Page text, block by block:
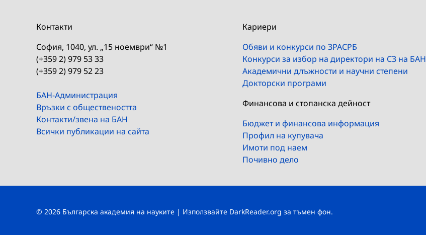
Контакти
София, 1040, ул. „15 ноември“ №1
(+359 2) 979 53 33
(+359 2) 979 52 23
БАН-Администрация
Връзки с обществеността
Контакти/звена на БАН
Всички публикации на сайта
Кариери
Обяви и конкурси по ЗРАСРБ
Конкурси за избор на директори на СЗ на БАН
Академични длъжности и научни степени
Докторски програми
Финансова и стопанска дейност
Бюджет и финансова информация
Профил на купувача
Имоти под наем
Почивно дело
© 2026 Българска академия на науките | Използвайте DarkReader.org за тъмен фон.